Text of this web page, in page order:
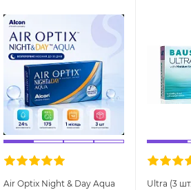
Air Optix Night & Day Aqua
Ultra (3